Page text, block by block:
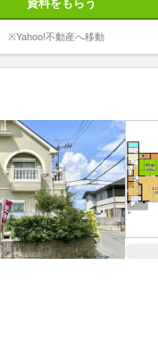
資料をもらう
※Yahoo!不動産へ移動